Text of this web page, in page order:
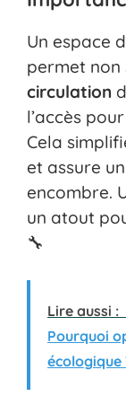
Un espace
permet non
circulation
l’accès pour
Cela
et assure un
encombre.
un atout
🔧
Lire aussi :
Pourquoi
écologique